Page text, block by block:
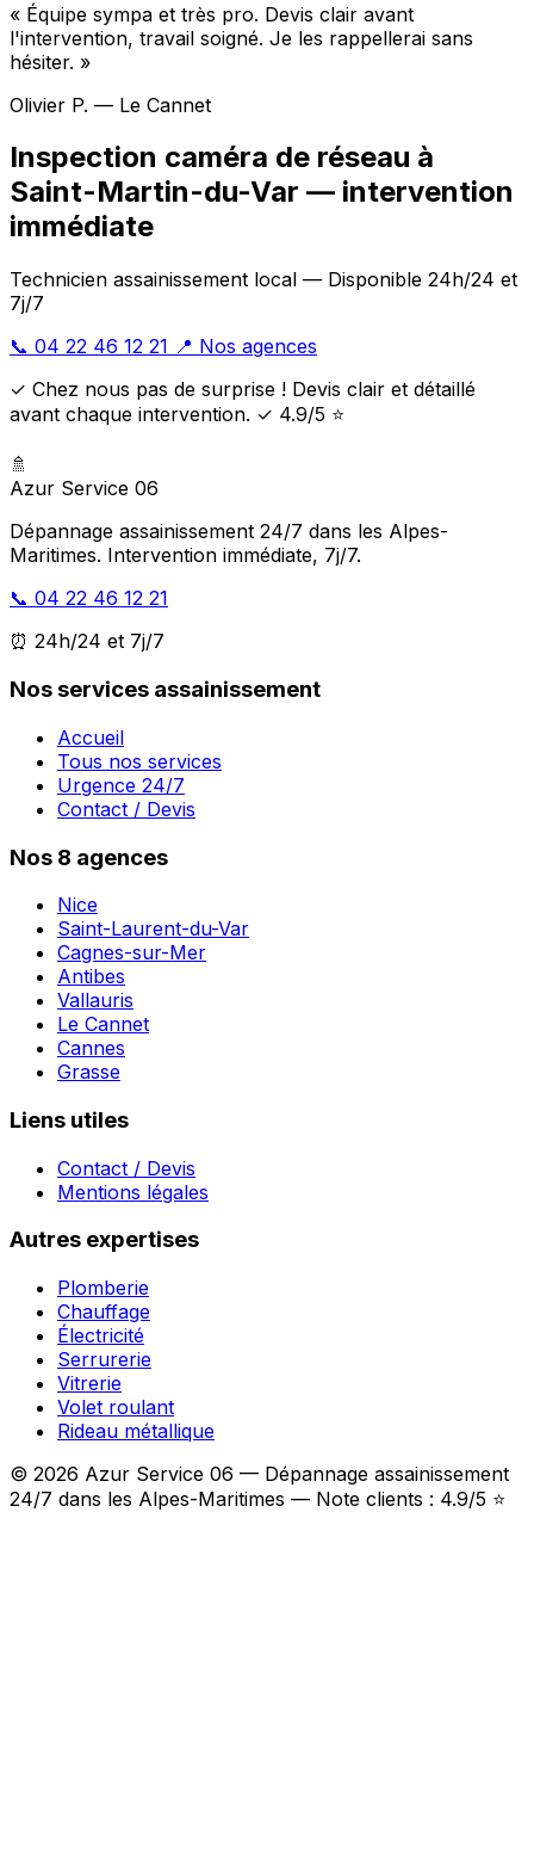
« Équipe sympa et très pro. Devis clair avant
l'intervention, travail soigné. Je les rappellerai sans
hésiter. »
Olivier P. — Le Cannet
Inspection caméra de réseau à
Saint-Martin-du-Var — intervention
immédiate
Technicien assainissement local — Disponible 24h/24 et
7j/7
📞 04 22 46 12 21 📍 Nos agences
✓ Chez nous pas de surprise ! Devis clair et détaillé
avant chaque intervention. ✓ 4.9/5 ⭐
🚿
Azur Service 06
Dépannage assainissement 24/7 dans les Alpes-
Maritimes. Intervention immédiate, 7j/7.
📞 04 22 46 12 21
⏰ 24h/24 et 7j/7
Nos services assainissement
Accueil
Tous nos services
Urgence 24/7
Contact / Devis
Nos 8 agences
Nice
Saint-Laurent-du-Var
Cagnes-sur-Mer
Antibes
Vallauris
Le Cannet
Cannes
Grasse
Liens utiles
Contact / Devis
Mentions légales
Autres expertises
Plomberie
Chauffage
Électricité
Serrurerie
Vitrerie
Volet roulant
Rideau métallique
© 2026 Azur Service 06 — Dépannage assainissement
24/7 dans les Alpes-Maritimes — Note clients : 4.9/5 ⭐